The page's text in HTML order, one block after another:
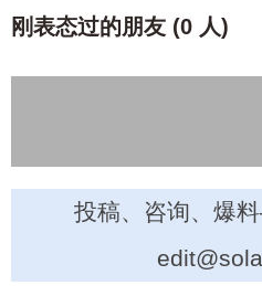
刚表态过的朋友 (0 人)
投稿、咨询、爆